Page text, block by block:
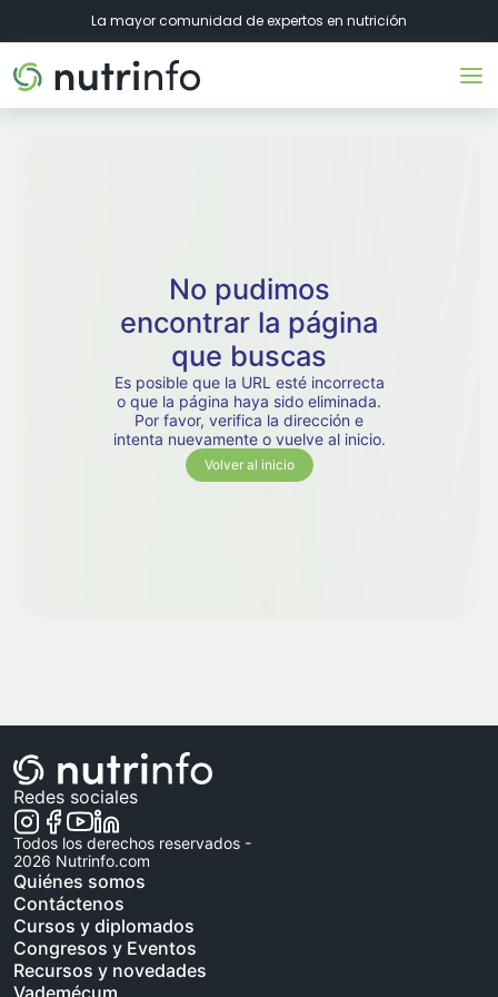
La mayor comunidad de expertos en nutrición
No pudimos
encontrar la página
que buscas
Es posible que la URL esté incorrecta
o que la página haya sido eliminada.
Por favor, verifica la dirección e
intenta nuevamente o vuelve al inicio.
Volver al inicio
Redes sociales
Todos los derechos reservados -
2026 Nutrinfo.com
Quiénes somos
Contáctenos
Cursos y diplomados
Congresos y Eventos
Recursos y novedades
Vademécum